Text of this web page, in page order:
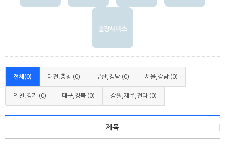
출장서비스
전체(0) 대전,충청 (0) 부산,경남 (0) 서울,강남 (0)
인천,경기 (0) 대구,경북 (0) 강원,제주,전라 (0)
제목